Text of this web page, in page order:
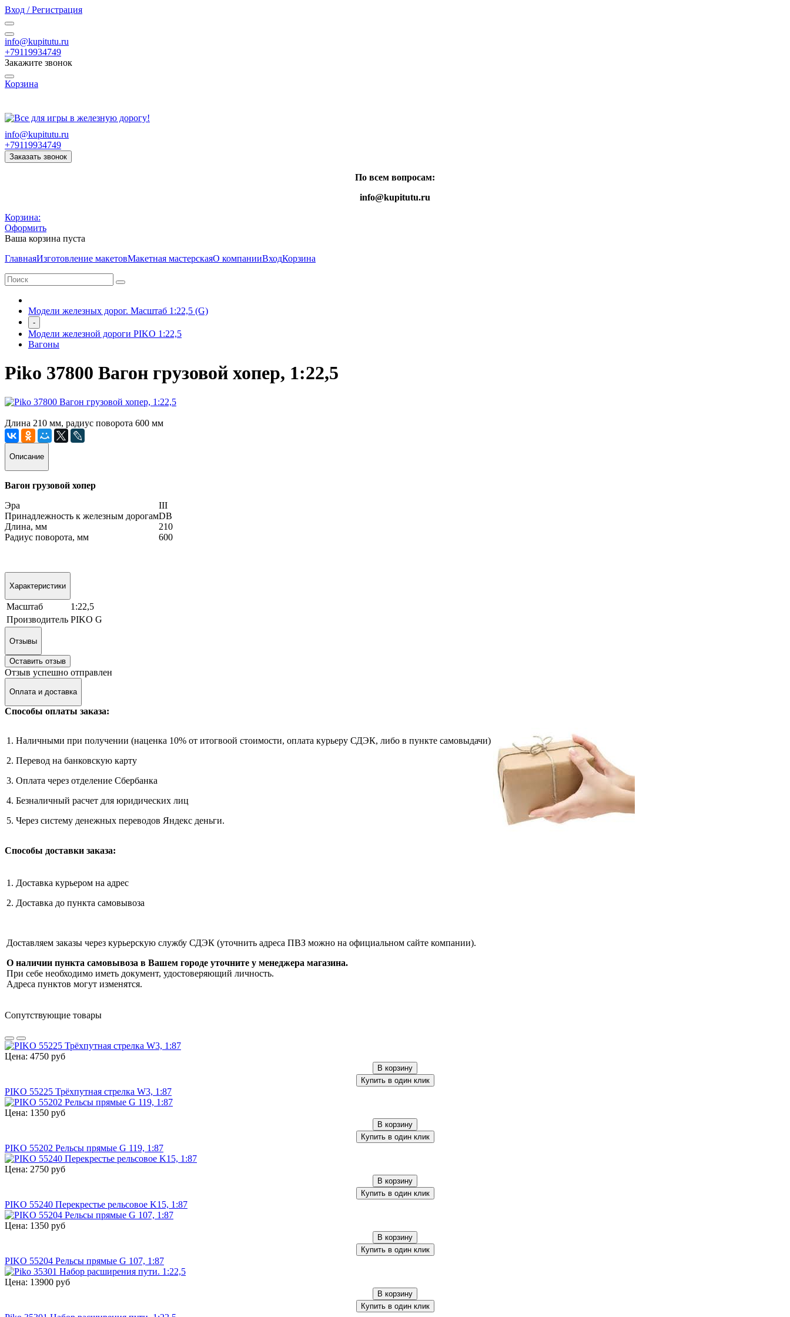
Вход / Регистрация
info@kupitutu.ru
+79119934749
Закажите звонок
Корзина
info@kupitutu.ru
+79119934749
Заказать звонок
По всем вопросам:
info@kupitutu.ru
Корзина:
Оформить
Ваша корзина пуста
ГлавнаяИзготовление макетовМакетная мастерскаяО компанииВходКорзина
Модели железных дорог. Масштаб 1:22,5 (G)
-
Модели железной дороги PIKO 1:22,5
Вагоны
Piko 37800 Вагон грузовой хопер, 1:22,5
Длина 210 мм, радиус поворота 600 мм
Описание
Вагон грузовой хопер
Эра
III
Принадлежность к железным дорогамDB
Длина, мм
210
Радиус поворота, мм
600
Характеристики
Масштаб
1:22,5
Производитель PIKO G
Отзывы
Оставить отзыв
Отзыв успешно отправлен
Оплата и доставка
Способы оплаты заказа:
1. Наличными при получении (наценка 10% от итогвоой стоимости, оплата курьеру СДЭК, либо в пункте самовыдачи)
2. Перевод на банковскую карту
3. Оплата через отделение Сбербанка
4. Безналичный расчет для юридических лиц
5. Через систему денежных переводов Яндекс деньги.
Способы доставки заказа:
1. Доставка курьером на адрес
2. Доставка до пункта самовывоза
Доставляем заказы через курьерскую службу СДЭК (уточнить адреса ПВЗ можно на официальном сайте компании).
О наличии пункта самовывоза в Вашем городе уточните у менеджера магазина.
При себе необходимо иметь документ, удостоверяющий личность.
Адреса пунктов могут изменятся.
Сопутствующие товары
Цена: 4750 руб
В корзину
Купить в один клик
PIKO 55225 Трёхпутная стрелка W3, 1:87
Цена: 1350 руб
В корзину
Купить в один клик
PIKO 55202 Рельсы прямые G 119, 1:87
Цена: 2750 руб
В корзину
Купить в один клик
PIKO 55240 Перекрестье рельсовое K15, 1:87
Цена: 1350 руб
В корзину
Купить в один клик
PIKO 55204 Рельсы прямые G 107, 1:87
Цена: 13900 руб
В корзину
Купить в один клик